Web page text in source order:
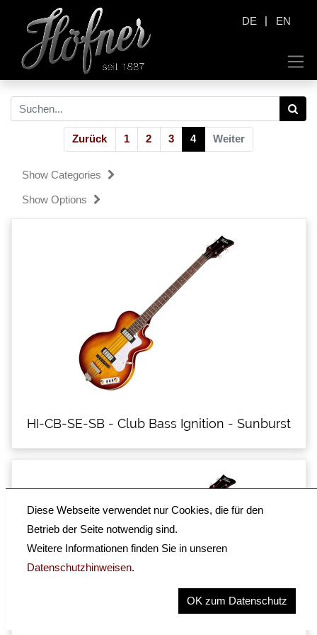
DE | EN
Zurück 1 2 3 4 Weiter
Show Categories
Show Options
HI-CB-SE-SB - Club Bass Ignition - Sunburst
Diese Webseite verwendet nur Cookies, die für den
Betrieb der Seite notwendig sind.
Weitere Informationen finden Sie in unseren
Datenschutzhinweisen.
OK zum Datenschutz